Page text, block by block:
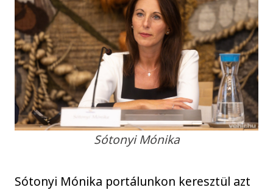
Sótonyi Mónika
Sótonyi Mónika portálunkon keresztül azt